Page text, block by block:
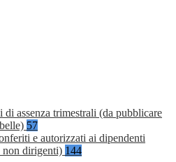
di assenza trimestrali (da pubblicare
57
e autorizzati ai dipendenti
non dirigenti) 144